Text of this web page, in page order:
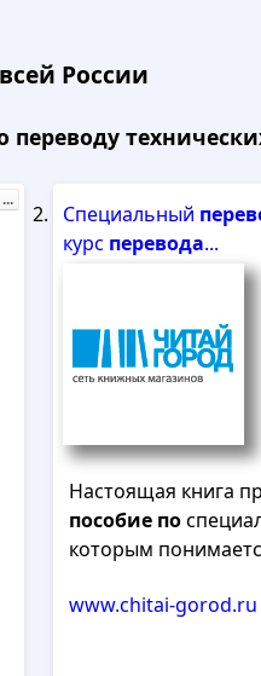
России
...
Специальный
курс перевода...
Настоящая книга
пособие по
которым
www.chitai-gorod.ru